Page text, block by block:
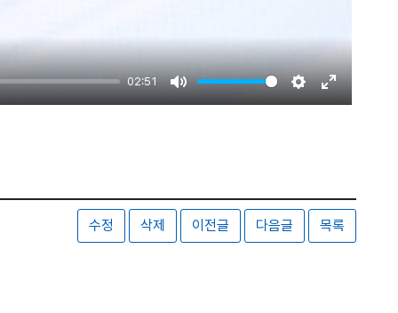
02:51
Mute Settings
Enter
수정 삭제 이전글 다음글 목록